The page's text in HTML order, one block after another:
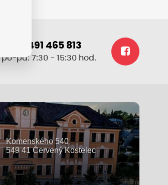
+420 491 465 813
po-pá: 7:30 - 15:30 hod.
Komenského 540
549 41 Červený Kostelec